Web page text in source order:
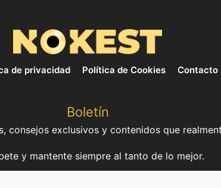
de privacidad Política de Cookies Contacto
Boletín
consejos exclusivos y contenidos que
y mantente siempre al tanto de lo mejor.